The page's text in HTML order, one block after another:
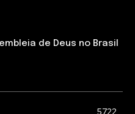
de Deus no Brasil
5722